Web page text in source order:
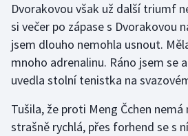
Futsal
Golf
Gymnastika
Házená
Dvorakovou však už další triumf
si večer po zápase s Dvorakovou
jsem dlouho nemohla usnout.
mnoho adrenalinu. Ráno jsem se
uvedla stolní tenistka na
Tušila, že proti Meng Čchen nemá
strašně rychlá, přes forhend se s